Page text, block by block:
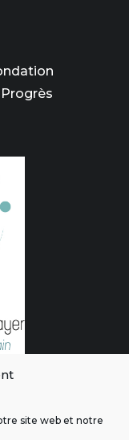
site web et notre